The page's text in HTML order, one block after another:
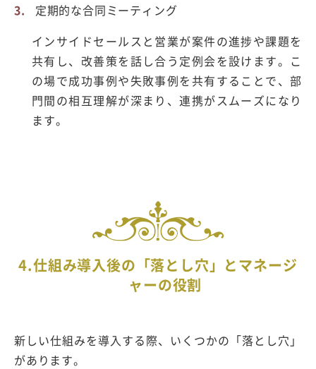
定期的な合同ミーティング
インサイドセールスと営業が案件の進捗や課題を
共有し、改善策を話し合う定例会を設けます。こ
の場で成功事例や失敗事例を共有することで、部
門間の相互理解が深まり、連携がスムーズになり
ます。
4.仕組み導入後の「落とし穴」とマネージ
ャーの役割
新しい仕組みを導入する際、いくつかの「落とし穴」
があります。